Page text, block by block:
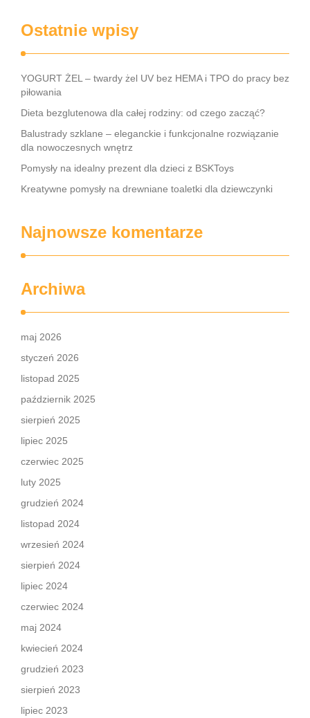
Ostatnie wpisy
YOGURT ŻEL – twardy żel UV bez HEMA i TPO do pracy bez
piłowania
Dieta bezglutenowa dla całej rodziny: od czego zacząć?
Balustrady szklane – eleganckie i funkcjonalne rozwiązanie
dla nowoczesnych wnętrz
Pomysły na idealny prezent dla dzieci z BSKToys
Kreatywne pomysły na drewniane toaletki dla dziewczynki
Najnowsze komentarze
Archiwa
maj 2026
styczeń 2026
listopad 2025
październik 2025
sierpień 2025
lipiec 2025
czerwiec 2025
luty 2025
grudzień 2024
listopad 2024
wrzesień 2024
sierpień 2024
lipiec 2024
czerwiec 2024
maj 2024
kwiecień 2024
grudzień 2023
sierpień 2023
lipiec 2023